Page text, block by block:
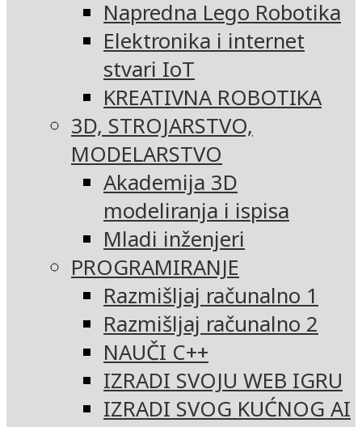
Napredna Lego Robotika
Elektronika i internet
stvari IoT
KREATIVNA ROBOTIKA
3D, STROJARSTVO,
MODELARSTVO
Akademija 3D
modeliranja i ispisa
Mladi inženjeri
PROGRAMIRANJE
Razmišljaj računalno 1
Razmišljaj računalno 2
NAUČI C++
IZRADI SVOJU WEB IGRU
IZRADI SVOG KUĆNOG AI